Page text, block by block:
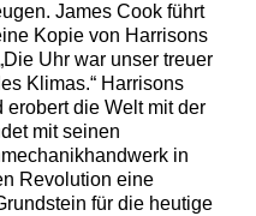
James Cook führt
Kopie von Harrisons
Uhr war unser treuer
Klimas.“ Harrisons
erobert die Welt mit der
mit seinen
in
Revolution eine
für die heutige